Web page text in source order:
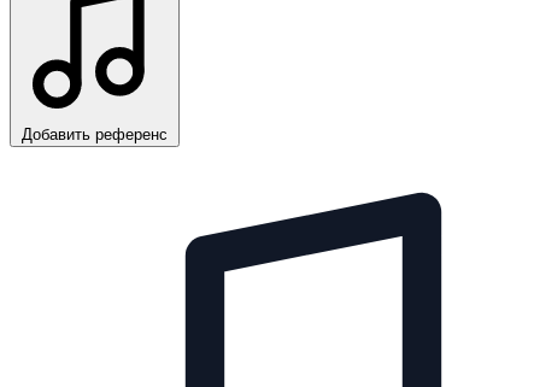
Добавить референс